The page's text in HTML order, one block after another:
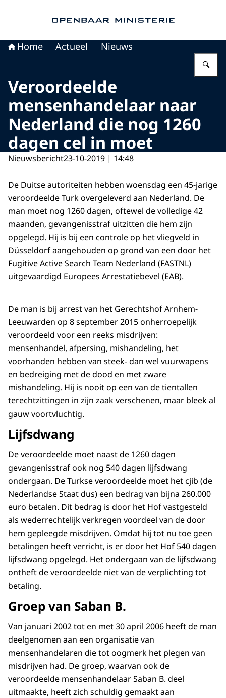
Home Actueel Nieuws
Veroordeelde
mensenhandelaar naar
Nederland die nog 1260
dagen cel in moet
Nieuwsbericht23-10-2019 | 14:48
De Duitse autoriteiten hebben woensdag een 45-jarige
veroordeelde Turk overgeleverd aan Nederland. De
man moet nog 1260 dagen, oftewel de volledige 42
maanden, gevangenisstraf uitzitten die hem zijn
opgelegd. Hij is bij een controle op het vliegveld in
Düsseldorf aangehouden op grond van een door het
Fugitive Active Search Team Nederland (FASTNL)
uitgevaardigd Europees Arrestatiebevel (EAB).
De man is bij arrest van het Gerechtshof Arnhem-
Leeuwarden op 8 september 2015 onherroepelijk
veroordeeld voor een reeks misdrijven:
mensenhandel, afpersing, mishandeling, het
voorhanden hebben van steek- dan wel vuurwapens
en bedreiging met de dood en met zware
mishandeling. Hij is nooit op een van de tientallen
terechtzittingen in zijn zaak verschenen, maar bleek al
gauw voortvluchtig.
Lijfsdwang
De veroordeelde moet naast de 1260 dagen
gevangenisstraf ook nog 540 dagen lijfsdwang
ondergaan. De Turkse veroordeelde moet het cjib (de
Nederlandse Staat dus) een bedrag van bijna 260.000
euro betalen. Dit bedrag is door het Hof vastgesteld
als wederrechtelijk verkregen voordeel van de door
hem gepleegde misdrijven. Omdat hij tot nu toe geen
betalingen heeft verricht, is er door het Hof 540 dagen
lijfsdwang opgelegd. Het ondergaan van de lijfsdwang
ontheft de veroordeelde niet van de verplichting tot
betaling.
Groep van Saban B.
Van januari 2002 tot en met 30 april 2006 heeft de man
deelgenomen aan een organisatie van
mensenhandelaren die tot oogmerk het plegen van
misdrijven had. De groep, waarvan ook de
veroordeelde mensenhandelaar Saban B. deel
uitmaakte, heeft zich schuldig gemaakt aan